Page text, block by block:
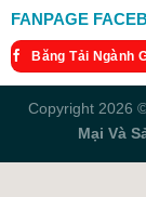
FANPAGE
Băng Tải Ngành
Copyright 2026
Mại Và